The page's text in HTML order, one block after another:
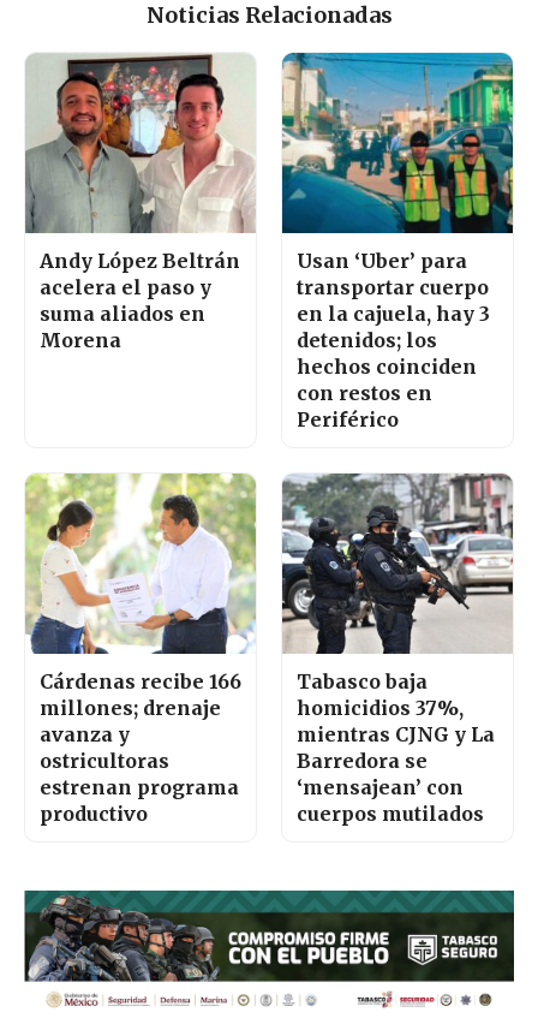
Noticias Relacionadas
Andy López Beltrán
acelera el paso y
suma aliados en
Morena
Usan ‘Uber’ para
transportar cuerpo
en la cajuela, hay 3
detenidos; los
hechos coinciden
con restos en
Periférico
Cárdenas recibe 166
millones; drenaje
avanza y
ostricultoras
estrenan programa
productivo
Tabasco baja
homicidios 37%,
mientras CJNG y La
Barredora se
‘mensajean’ con
cuerpos mutilados